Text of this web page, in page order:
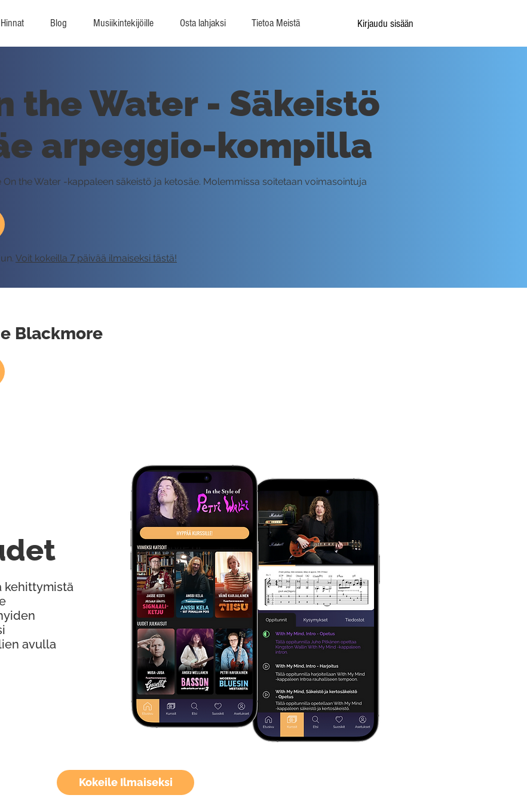
Hinnat Blog Musiikintekijöille Osta lahjaksi Tietoa Meistä Kirjaudu sisään
Kokeile Ilmaiseksi
the Water - Säkeistö
arpeggio-kompilla
On the Water -kappaleen säkeistö ja ketosäe. Molemmissa soitetaan voimasointuja
Voit kokeilla 7 päivää ilmaiseksi tästä!
Blackmore
kehittymistä
avulla